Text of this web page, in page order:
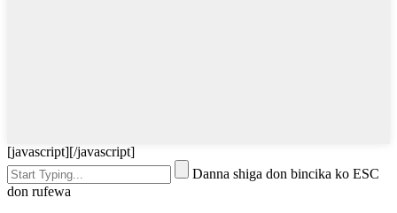
[javascript][/javascript]
Danna shiga don bincika ko ESC
don rufewa